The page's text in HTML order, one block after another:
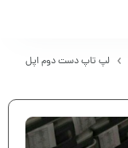
لپ تاپ دست دوم اپل